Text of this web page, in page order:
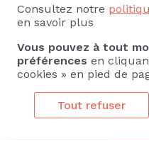
Chiffrage/calcul de
Appareil de
hydraulique
Aéraulique
Consultez notre
en savoir plus
Vous pouvez à tout
préférences en
cookies » en pied de
Tout refuser